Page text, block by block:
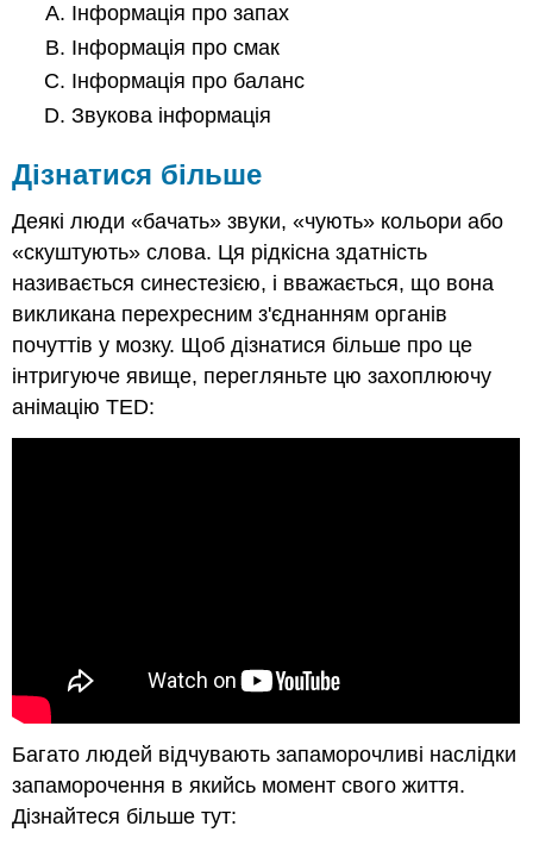
Інформація про запах
Інформація про смак
Інформація про баланс
Звукова інформація
Дізнатися більше
Деякі люди «бачать» звуки, «чують» кольори або
«скуштують» слова. Ця рідкісна здатність
називається синестезією, і вважається, що вона
викликана перехресним з'єднанням органів
почуттів у мозку. Щоб дізнатися більше про це
інтригуюче явище, перегляньте цю захоплюючу
анімацію TED:
Багато людей відчувають запаморочливі наслідки
запаморочення в якийсь момент свого життя.
Дізнайтеся більше тут: